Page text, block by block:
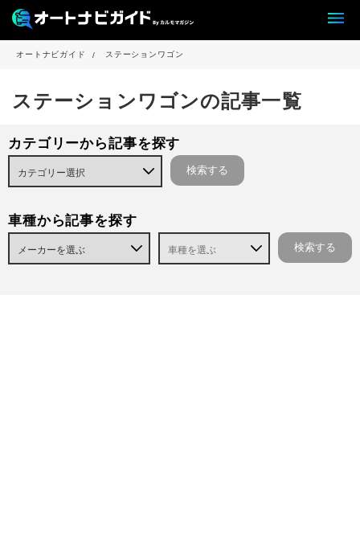
オートナビガイド ステーションワゴン
ステーションワゴンの記事一覧
カテゴリーから記事を探す
車種から記事を探す